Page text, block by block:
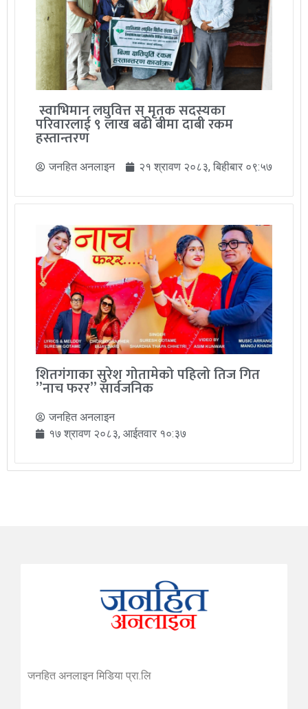
स्वाभिमान लघुवित्त स् मृतक सदस्यका
परिवारलाई ९ लाख बढी बीमा दाबी रकम
हस्तान्तरण
जनहित अनलाइन २१ श्रावण २०८३, बिहीबार ०९:५७
शितगंगाका सुरेश गोतामेको पहिलो तिज गित
”नाच फरर” सार्वजनिक
जनहित अनलाइन
१७ श्रावण २०८३, आईतवार १०:३७
जनहित अनलाइन मिडिया प्रा.लि